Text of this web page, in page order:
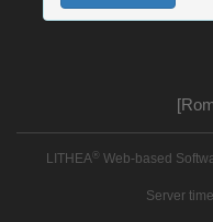
LITHEA ® Web-based
Server